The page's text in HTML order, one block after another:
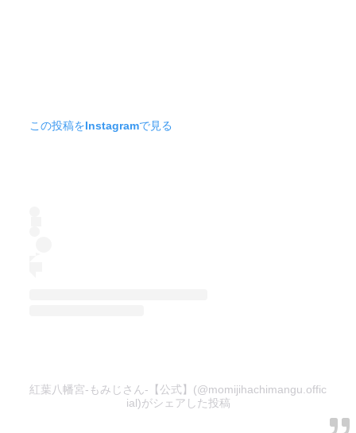
この投稿をInstagramで見る
紅葉八幡宮-もみじさん-【公式】(@momijihachimangu.offic
ial)がシェアした投稿